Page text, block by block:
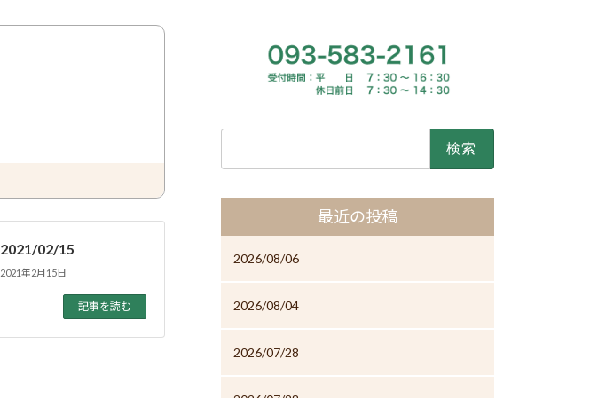
2021/02/15
2021年2月15日
記事を読む
最近の投稿
2026/08/06
2026/08/04
2026/07/28